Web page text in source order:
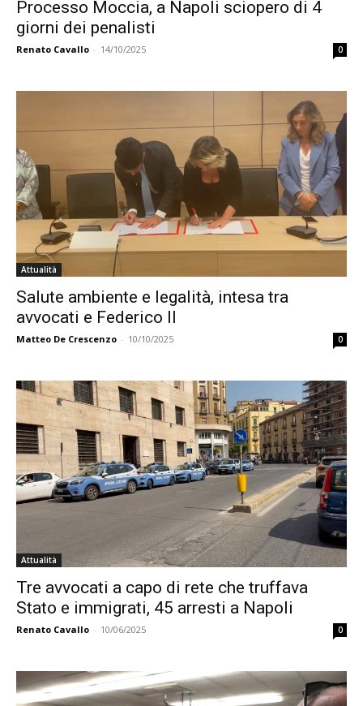
Processo Moccia, a Napoli sciopero di 4
giorni dei penalisti
Renato Cavallo - 14/10/2025 0
Attualità
Salute ambiente e legalità, intesa tra
avvocati e Federico II
Matteo De Crescenzo - 10/10/2025 0
Attualità
Tre avvocati a capo di rete che truffava
Stato e immigrati, 45 arresti a Napoli
Renato Cavallo - 10/06/2025 0